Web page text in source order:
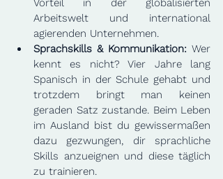
Vorteil in der globalisierten
Arbeitswelt und international
agierenden Unternehmen.
Sprachskills & Kommunikation: Wer
kennt es nicht? Vier Jahre lang
Spanisch in der Schule gehabt und
trotzdem bringt man keinen
geraden Satz zustande. Beim Leben
im Ausland bist du gewissermaßen
dazu gezwungen, dir sprachliche
Skills anzueignen und diese täglich
zu trainieren.